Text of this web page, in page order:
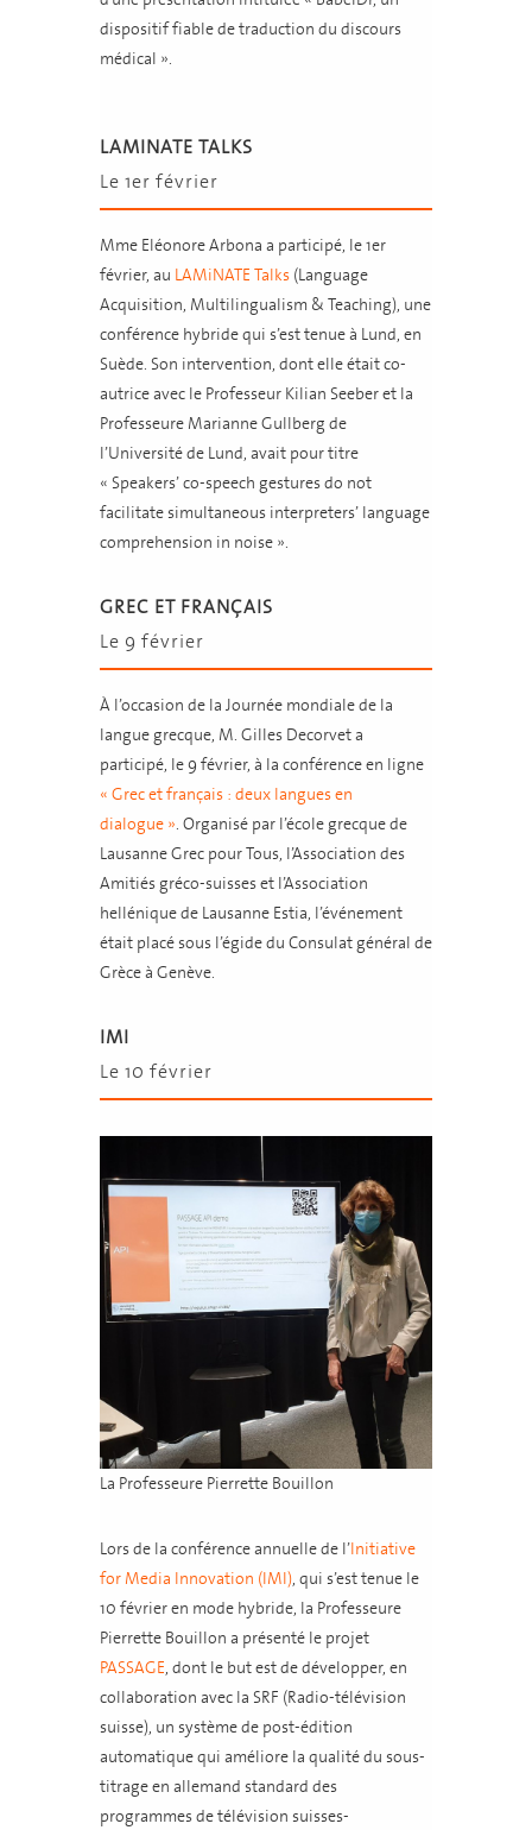
dispositif fiable de traduction du discours
médical ».
LAMINATE TALKS
Le 1er février
Mme Eléonore Arbona a participé, le 1er
février, au LAMiNATE Talks (Language
Acquisition, Multilingualism & Teaching), une
conférence hybride qui s’est tenue à Lund, en
Suède. Son intervention, dont elle était co-
autrice avec le Professeur Kilian Seeber et la
Professeure Marianne Gullberg de
l’Université de Lund, avait pour titre
« Speakers’ co-speech gestures do not
facilitate simultaneous interpreters’ language
comprehension in noise ».
GREC ET FRANÇAIS
Le 9 février
À l’occasion de la Journée mondiale de la
langue grecque, M. Gilles Decorvet a
participé, le 9 février, à la conférence en ligne
« Grec et français : deux langues en
dialogue ». Organisé par l’école grecque de
Lausanne Grec pour Tous, l’Association des
Amitiés gréco-suisses et l’Association
hellénique de Lausanne Estia, l’événement
était placé sous l’égide du Consulat général de
Grèce à Genève.
IMI
Le 10 février
La Professeure Pierrette Bouillon
Lors de la conférence annuelle de l’Initiative
for Media Innovation (IMI), qui s’est tenue le
10 février en mode hybride, la Professeure
Pierrette Bouillon a présenté le projet
PASSAGE, dont le but est de développer, en
collaboration avec la SRF (Radio-télévision
suisse), un système de post-édition
automatique qui améliore la qualité du sous-
titrage en allemand standard des
programmes de télévision suisses-